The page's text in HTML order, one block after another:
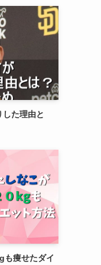
た理由と
も痩せたダイ